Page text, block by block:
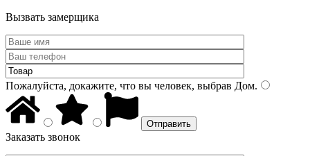
Вызвать замерщика
Пожалуйста, докажите, что вы человек, выбрав Дом.
Заказать звонок